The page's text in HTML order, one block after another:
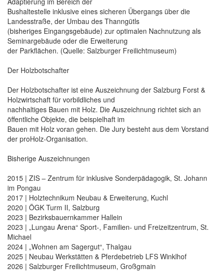
Bushaltestelle inklusive eines sicheren Übergangs über die
Landesstraße, der Umbau des Thanngütls
(bisheriges Eingangsgebäude) zur optimalen Nachnutzung als
Seminargebäude oder die Erweiterung
der Parkflächen. (Quelle: Salzburger Freilichtmuseum)
Der Holzbotschafter
Der Holzbotschafter ist eine Auszeichnung der Salzburg Forst &
Holzwirtschaft für vorbildliches und
nachhaltiges Bauen mit Holz. Die Auszeichnung richtet sich an
öffentliche Objekte, die beispielhaft im
Bauen mit Holz voran gehen. Die Jury besteht aus dem Vorstand
der proHolz-Organisation.
Bisherige Auszeichnungen
2015 | ZIS – Zentrum für inklusive Sonderpädagogik, St. Johann
im Pongau
2017 | Holztechnikum Neubau & Erweiterung, Kuchl
2020 | ÖGK Turm II, Salzburg
2023 | Bezirksbauernkammer Hallein
2023 | „Lungau Arena“ Sport-, Familien- und Freizeitzentrum, St.
Michael
2024 | „Wohnen am Sagergut“, Thalgau
2025 | Neubau Werkstätten & Pferdebetrieb LFS Winklhof
2026 | Salzburger Freilichtmuseum, Großgmain